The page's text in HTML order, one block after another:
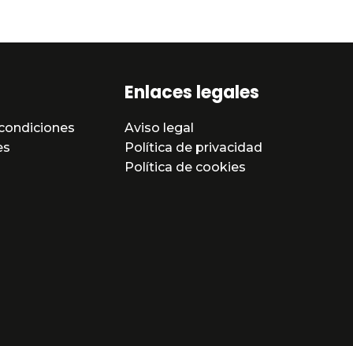
Enlaces legales
Aviso legal
Política de privacidad
Política de cookies